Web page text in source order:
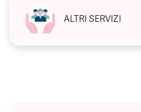
ALTRI SERVIZI